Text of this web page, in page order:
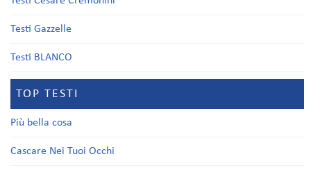
Testi Gazzelle
Testi BLANCO
TOP TESTI
Più bella cosa
Cascare Nei Tuoi Occhi